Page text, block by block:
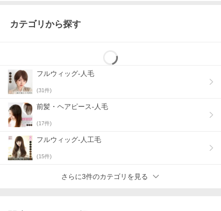
カテゴリから探す
フルウィッグ-人毛
(31件)
前髪・ヘアピース-人毛
(17件)
フルウィッグ-人工毛
(15件)
さらに3件のカテゴリを見る